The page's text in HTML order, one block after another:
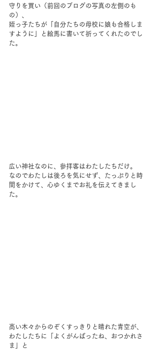
守りを買い（前回のブログの写真の左側のも
の）、
姪っ子たちが「自分たちの母校に娘も合格しま
すように」と絵馬に書いて祈ってくれたのでし
た。
広い神社なのに、参拝客はわたしたちだけ。
なのでわたしは後ろを気にせず、たっぷりと時
間をかけて、心ゆくまでお礼を伝えてきまし
た。
高い木々からのぞくすっきりと晴れた青空が、
わたしたちに「よくがんばったね、おつかれさ
ま」と